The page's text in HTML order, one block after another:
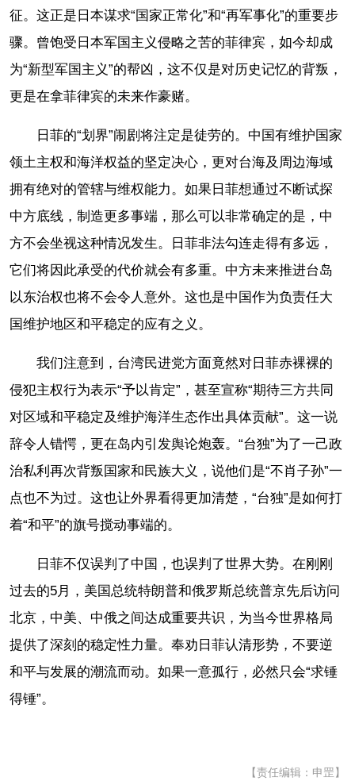
征。这正是日本谋求“国家正常化”和“再军事化”的重要步
骤。曾饱受日本军国主义侵略之苦的菲律宾，如今却成
为“新型军国主义”的帮凶，这不仅是对历史记忆的背叛，
更是在拿菲律宾的未来作豪赌。
日菲的“划界”闹剧将注定是徒劳的。中国有维护国家
领土主权和海洋权益的坚定决心，更对台海及周边海域
拥有绝对的管辖与维权能力。如果日菲想通过不断试探
中方底线，制造更多事端，那么可以非常确定的是，中
方不会坐视这种情况发生。日菲非法勾连走得有多远，
它们将因此承受的代价就会有多重。中方未来推进台岛
以东治权也将不会令人意外。这也是中国作为负责任大
国维护地区和平稳定的应有之义。
我们注意到，台湾民进党方面竟然对日菲赤裸裸的
侵犯主权行为表示“予以肯定”，甚至宣称“期待三方共同
对区域和平稳定及维护海洋生态作出具体贡献”。这一说
辞令人错愕，更在岛内引发舆论炮轰。“台独”为了一己政
治私利再次背叛国家和民族大义，说他们是“不肖子孙”一
点也不为过。这也让外界看得更加清楚，“台独”是如何打
着“和平”的旗号搅动事端的。
日菲不仅误判了中国，也误判了世界大势。在刚刚
过去的5月，美国总统特朗普和俄罗斯总统普京先后访问
北京，中美、中俄之间达成重要共识，为当今世界格局
提供了深刻的稳定性力量。奉劝日菲认清形势，不要逆
和平与发展的潮流而动。如果一意孤行，必然只会“求锤
得锤”。
【责任编辑：申罡】